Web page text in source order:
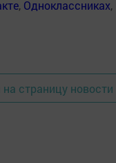
, Одноклассниках,
на страницу новости